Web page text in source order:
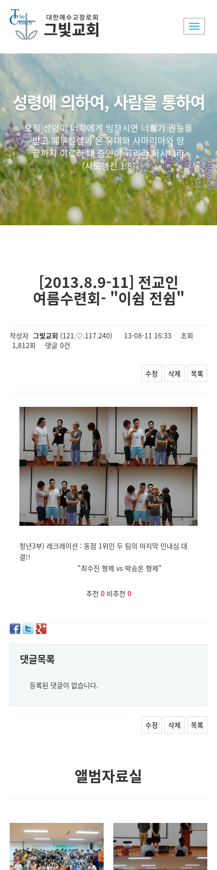
Toggle
성령에 의하여, 사람을 통하여
오직 성령이 너희에게 임하시면 너희가 권능을
받고 예루살렘과 온 유대와 사마리아와 땅
끝까지 이르러 내 증인이 되리라 하시니라
(사도행전 1:8)
[2013.8.9-11] 전교인
여름수련회- "이쉼 전쉼"
작성자 그빛교회 (121.♡.117.240) 13-08-11 16:33
조회
1,812회
댓글 0건
수정 삭제 목록
청년3부) 레크레이션 : 동점 1위인 두 팀의 마지막 인내심 대
결!!
"최수진 형제 vs 박승온 형제"
추천 0 비추천 0
댓글목록
등록된 댓글이 없습니다.
수정 삭제 목록
앨범자료실